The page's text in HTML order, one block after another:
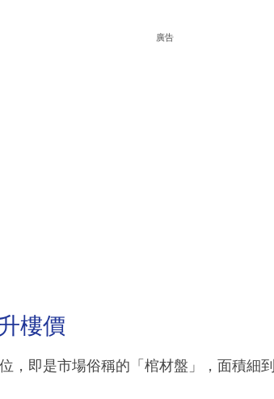
廣告
樓價
，即是市場俗稱的「棺材盤」，面積細